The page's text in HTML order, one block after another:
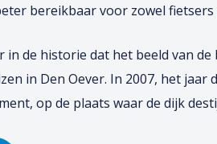
bereikbaar voor zowel fietsers
in de historie dat het beeld van
in Den Oever. In 2007, het
op de plaats waar de dijk